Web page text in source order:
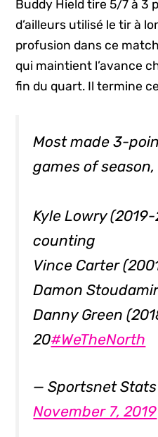
Buddy Hield tire 5/7 à 3
d’ailleurs utilisé le tir à
profusion dans ce
qui maintient l’avance
fin du quart. Il termine
Most made 3-
games of
Kyle Lowry
counting
Vince Carter
Damon
Danny Green
20#WeTheNorth
— Sportsnet Stats
November 7, 2019